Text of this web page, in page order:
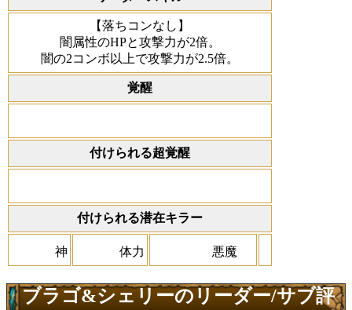
【落ちコンなし】
闇属性のHPと攻撃力が2倍。
闇の2コンボ以上で攻撃力が2.5倍。
覚醒
付けられる超覚醒
付けられる潜在キラー
神 体力 悪魔
ブラゴ&シェリーのリーダー/サブ評